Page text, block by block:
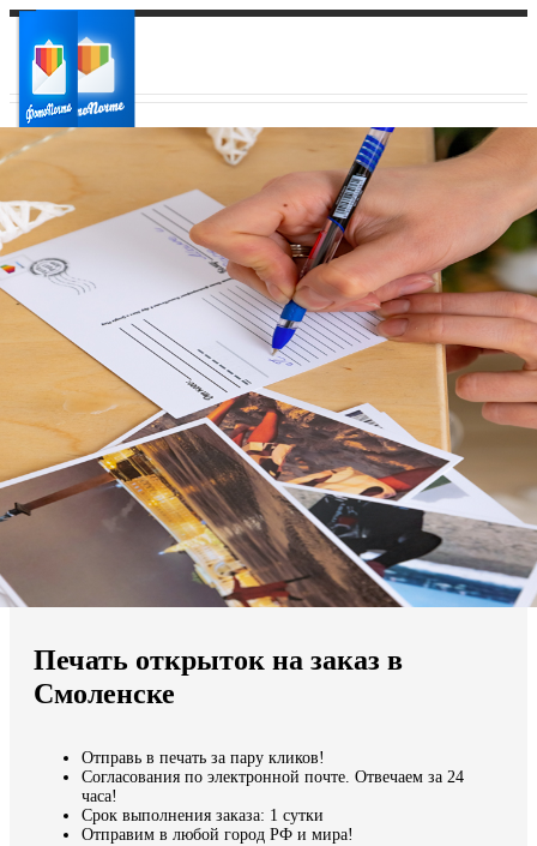
Ваш город:
Ваш регион доставки
Выберите из списка:
Мы доставляем по всему миру
Продолжить без города
Печать открыток на заказ в
Смоленске
Отправь в печать за пару кликов!
Согласования по электронной почте. Отвечаем за 24
часа!
Срок выполнения заказа: 1 сутки
Отправим в любой город РФ и мира!